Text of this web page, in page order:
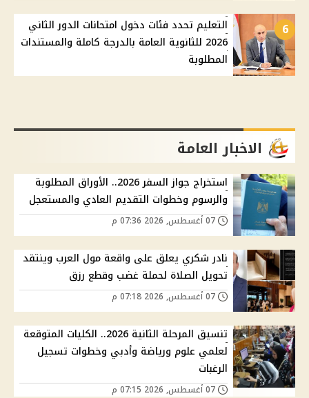
6
التعليم تحدد فئات دخول امتحانات الدور الثاني
2026 للثانوية العامة بالدرجة كاملة والمستندات
المطلوبة
الاخبار العامة
استخراج جواز السفر 2026.. الأوراق المطلوبة
والرسوم وخطوات التقديم العادي والمستعجل
نادر شكري يعلق على واقعة مول العرب وينتقد
تحويل الصلاة لحملة غضب وقطع رزق
تنسيق المرحلة الثانية 2026.. الكليات المتوقعة
لعلمي علوم ورياضة وأدبي وخطوات تسجيل
الرغبات